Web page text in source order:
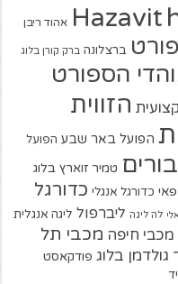
Hazavit אהוד ריבן
ברצלונה ברק קורן בלוג
הספורט
הזווית
הפועל באר שבע הפועל
טמיר זוארץ בלוג
כדורגל אנגלי כדורגל
לה ליגה ליברפול ליגה אנגלית
מכבי חיפה מכבי תל
גולדמן בלוג פודקאסט